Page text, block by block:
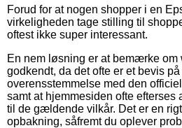
Forud for at nogen shopper i en
virkeligheden tage stilling til
oftest ikke super interessant.
En nem løsning er at bemærke
godkendt, da det ofte er et bevis
overensstemmelse med den
samt at hjemmesiden ofte efterses
til de gældende vilkår. Det er en
opbakning, såfremt du oplever